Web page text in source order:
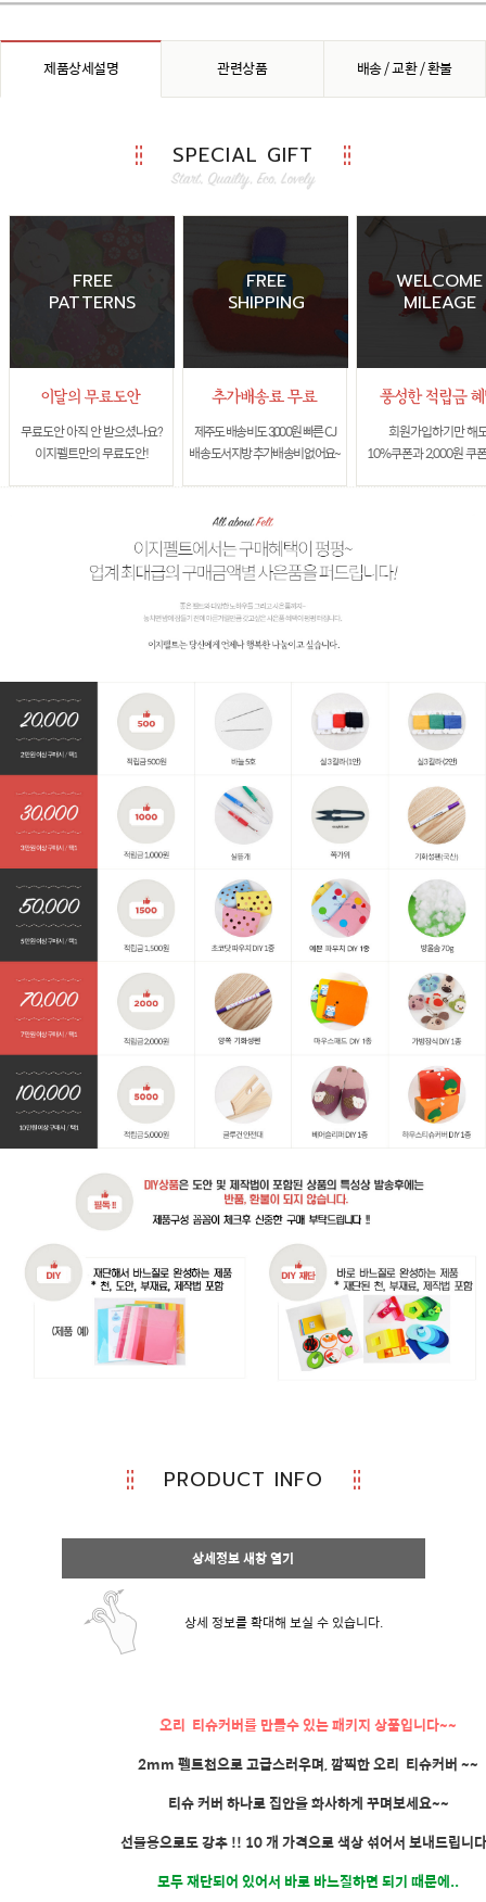
제품상세설명 관련상품 배송 / 교환 / 환불
SPECIAL GIFT
FREE
PATTERNS
무료도안 아직 안 받으셨나요?
이지펠트만의 무료도안!
FREE
SHIPPING
제주도 배송비도 3,000원 빠른 CJ
배송 도서지방 추가배송비 없어요~
WELCOME
MILEAGE
회원가입하기만 해
10%쿠폰과 2,000원 쿠
PRODUCT INFO
상세정보 새창 열기
상세 정보를 확대해 보실 수 있습니다.
오리 티슈커버를 만들수 있는 패키지 상품입니다~~
2mm 펠트천으로 고급스러우며, 깜찍한 오리 티슈커버 ~~
티슈 커버 하나로 집안을 화사하게 꾸며보세요~~
선물용으로도 강추 !! 10 개 가격으로 색상 섞어서 보내드립니
모두 재단되어 있어서 바로 바느질하면 되기 때문에..